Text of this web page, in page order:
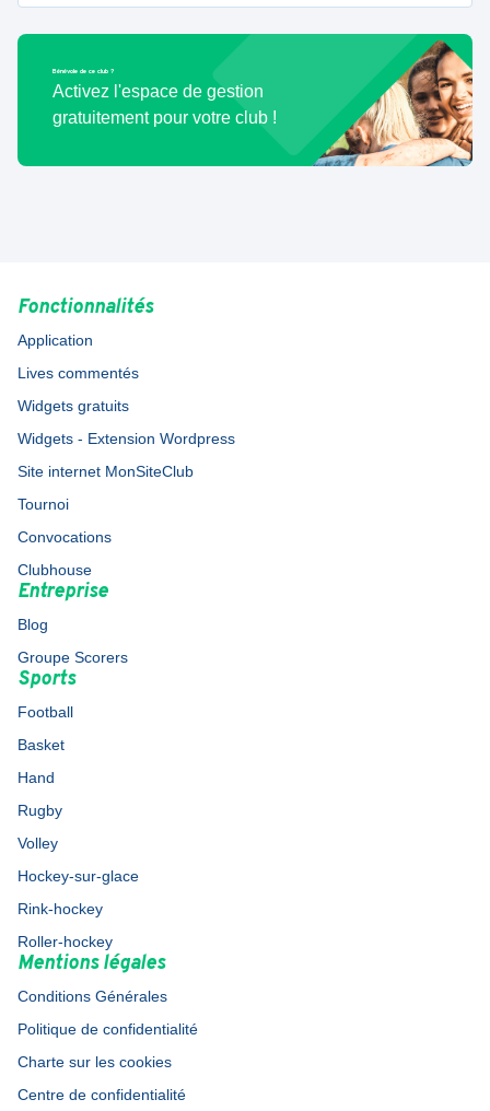
Bénévole de ce club ?
Activez l'espace de gestion
gratuitement pour votre club !
Fonctionnalités
Application
Lives commentés
Widgets gratuits
Widgets - Extension Wordpress
Site internet MonSiteClub
Tournoi
Convocations
Clubhouse
Entreprise
Blog
Groupe Scorers
Sports
Football
Basket
Hand
Rugby
Volley
Hockey-sur-glace
Rink-hockey
Roller-hockey
Mentions légales
Conditions Générales
Politique de confidentialité
Charte sur les cookies
Centre de confidentialité